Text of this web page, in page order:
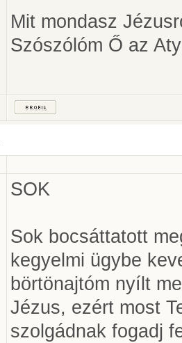
Mit mondasz
Szószólóm Ő az
SOK
Sok bocsáttatott
kegyelmi ügybe
börtönajtóm nyílt
Jézus, ezért most
szolgádnak fogadj